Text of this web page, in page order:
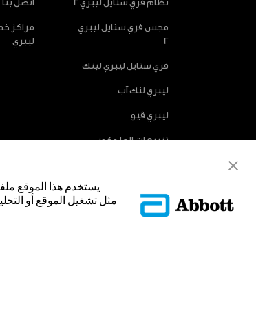
نظام فري ستايل ليبري 2
مجس فري ستايل ليبري
2
فري ستايل ليبري لينك
ليبري لنك آب
ليبري ڤيو
تنبيهات الجلوكوز
اتصل بنا
مراكز
ليبري
يستخدم هذا الموقع
مثل تشغيل الموقع أو